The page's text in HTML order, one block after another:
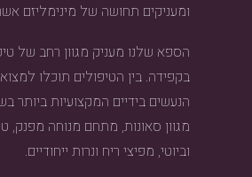
ומעניקים תחושה של מינימליזם
הספא שלנו מעניק מגוון רחב של
בקפידה. בין הטיפולים תוכלו
הנעשים בידיים המקצועיות
מגוון סאונות, מתחם מנוחה מפנק,
וביוטי, מפיצי ריח ונרות ייחודיים.